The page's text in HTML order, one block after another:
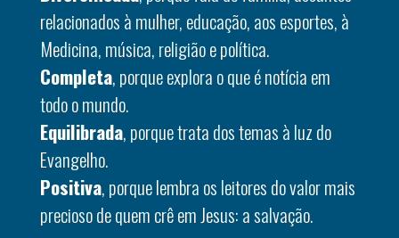
relacionados à mulher, educação, aos esportes, à
Medicina, música, religião e política.
Completa, porque explora o que é notícia em
todo o mundo.
Equilibrada, porque trata dos temas à luz do
Evangelho.
Positiva, porque lembra os leitores do valor mais
precioso de quem crê em Jesus: a salvação.